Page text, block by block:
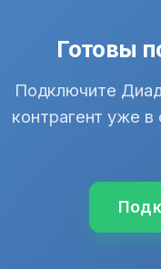
Готовы
Подключите
контрагент уже